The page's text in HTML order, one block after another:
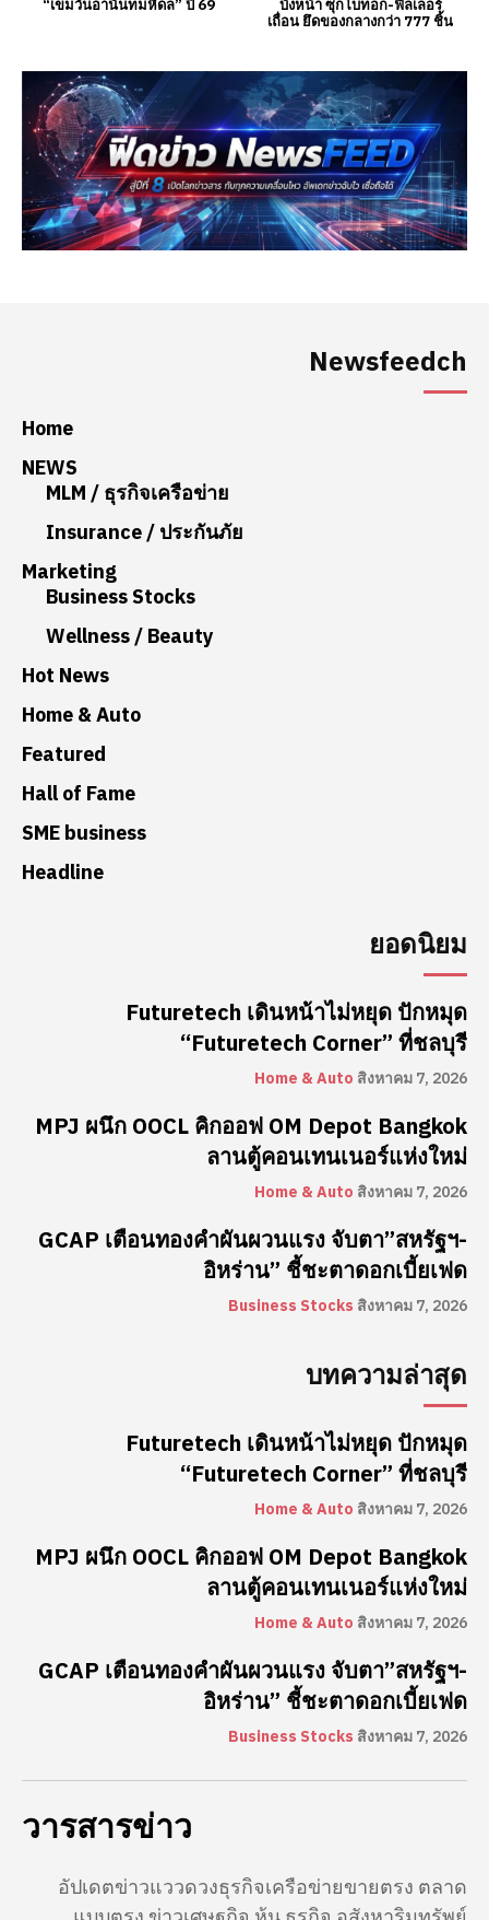
Newsfeedch
Home
NEWS
MLM / ธุรกิจเครือข่าย
Insurance / ประกันภัย
Marketing
Business Stocks
Wellness / Beauty
Hot News
Home & Auto
Featured
Hall of Fame
SME business
Headline
ยอดนิยม
Futuretech เดินหน้าไม่หยุด ปักหมุด
“Futuretech Corner” ที่ชลบุรี
Home & Auto สิงหาคม 7, 2026
MPJ ผนึก OOCL คิกออฟ OM Depot Bangkok
ลานตู้คอนเทนเนอร์แห่งใหม่
Home & Auto สิงหาคม 7, 2026
GCAP เตือนทองคำผันผวนแรง จับตา”สหรัฐฯ-
อิหร่าน” ชี้ชะตาดอกเบี้ยเฟด
Business Stocks สิงหาคม 7, 2026
บทความล่าสุด
Futuretech เดินหน้าไม่หยุด ปักหมุด
“Futuretech Corner” ที่ชลบุรี
Home & Auto สิงหาคม 7, 2026
MPJ ผนึก OOCL คิกออฟ OM Depot Bangkok
ลานตู้คอนเทนเนอร์แห่งใหม่
Home & Auto สิงหาคม 7, 2026
GCAP เตือนทองคำผันผวนแรง จับตา”สหรัฐฯ-
อิหร่าน” ชี้ชะตาดอกเบี้ยเฟด
Business Stocks สิงหาคม 7, 2026
วารสารข่าว
อัปเดตข่าวแววดวงธุรกิจเครือข่ายขายตรง ตลาด